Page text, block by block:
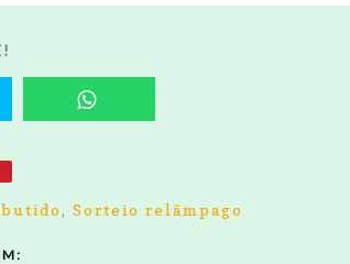
,Sorteio relâmpago